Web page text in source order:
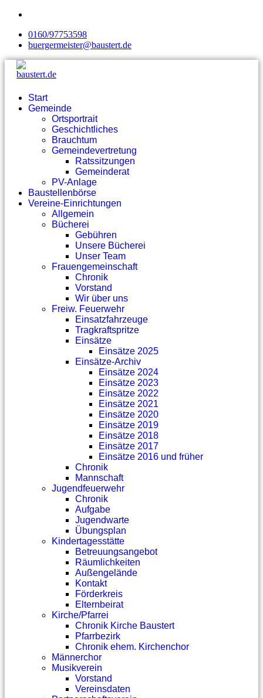
0160/97753598
buergermeister@baustert.de
Start
Gemeinde
Ortsportrait
Geschichtliches
Brauchtum
Gemeindevertretung
Ratssitzungen
Gemeinderat
PV-Anlage
Baustellenbörse
Vereine-Einrichtungen
Allgemein
Bücherei
Gebühren
Unsere Bücherei
Unser Team
Frauengemeinschaft
Chronik
Vorstand
Wir über uns
Freiw. Feuerwehr
Einsatzfahrzeuge
Tragkraftspritze
Einsätze
Einsätze 2025
Einsätze-Archiv
Einsätze 2024
Einsätze 2023
Einsätze 2022
Einsätze 2021
Einsätze 2020
Einsätze 2019
Einsätze 2018
Einsätze 2017
Einsätze 2016 und früher
Chronik
Mannschaft
Jugendfeuerwehr
Chronik
Aufgabe
Jugendwarte
Übungsplan
Kindertagesstätte
Betreuungsangebot
Räumlichkeiten
Außengelände
Kontakt
Förderkreis
Elternbeirat
Kirche/Pfarrei
Chronik Kirche Baustert
Pfarrbezirk
Chronik ehem. Kirchenchor
Männerchor
Musikverein
Vorstand
Vereinsdaten